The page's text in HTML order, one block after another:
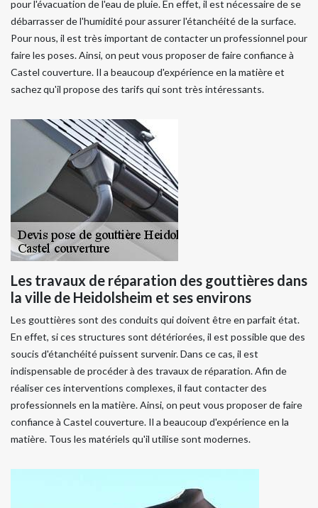
pour l'évacuation de l'eau de pluie. En effet, il est nécessaire de se
débarrasser de l'humidité pour assurer l'étanchéité de la surface.
Pour nous, il est très important de contacter un professionnel pour
faire les poses. Ainsi, on peut vous proposer de faire confiance à
Castel couverture. Il a beaucoup d'expérience en la matière et
sachez qu'il propose des tarifs qui sont très intéressants.
Les travaux de réparation des gouttières dans
la ville de Heidolsheim et ses environs
Les gouttières sont des conduits qui doivent être en parfait état.
En effet, si ces structures sont détériorées, il est possible que des
soucis d'étanchéité puissent survenir. Dans ce cas, il est
indispensable de procéder à des travaux de réparation. Afin de
réaliser ces interventions complexes, il faut contacter des
professionnels en la matière. Ainsi, on peut vous proposer de faire
confiance à Castel couverture. Il a beaucoup d'expérience en la
matière. Tous les matériels qu'il utilise sont modernes.